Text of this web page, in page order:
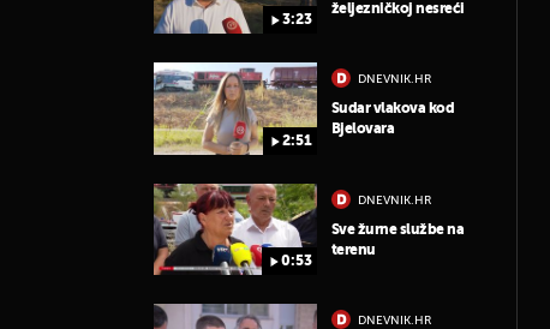
3:23
željezničkoj nesreći
2:51
DNEVNIK.HR
Sudar vlakova kod
Bjelovara
0:53
DNEVNIK.HR
Sve žurne službe na
terenu
DNEVNIK.HR